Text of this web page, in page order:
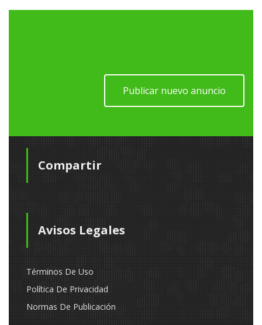
Publicar nuevo anuncio
Compartir
Avisos Legales
Términos De Uso
Política De Privacidad
Normas De Publicación